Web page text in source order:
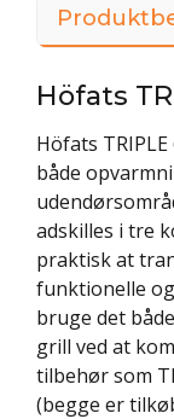
Höfats
Höfats
både
adskilles i tre
praktisk at
funktionelle
bruge det
grill ved at
tilbehør som
(begge er